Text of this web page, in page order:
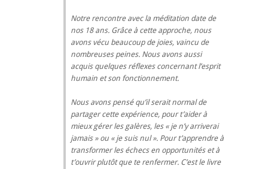
Notre rencontre avec la méditation date de
nos 18 ans. Grâce à cette approche, nous
avons vécu beaucoup de joies, vaincu de
nombreuses peines. Nous avons aussi
acquis quelques réflexes concernant l’esprit
humain et son fonctionnement.
Nous avons pensé qu’il serait normal de
partager cette expérience, pour t’aider à
mieux gérer les galères, les « je n’y arriverai
jamais » ou « je suis nul ». Pour t’apprendre à
transformer les échecs en opportunités et à
t’ouvrir plutôt que te renfermer. C’est le livre